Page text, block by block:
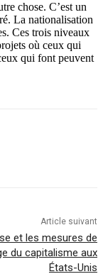
chose. C’est un
La nationalisation
Ces trois niveaux
où ceux qui
qui font peuvent
Article suivant
et les mesures de
du capitalisme aux
États-Unis